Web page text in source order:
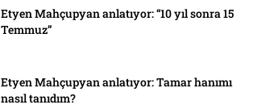
Etyen Mahçupyan anlatıyor: “10 yıl sonra 15
Temmuz”
Etyen Mahçupyan anlatıyor: Tamar hanımı
nasıl tanıdım?